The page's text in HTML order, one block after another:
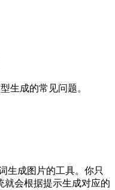
生成的常见问题。
生成图片的工具。你只
就会根据提示生成对应的